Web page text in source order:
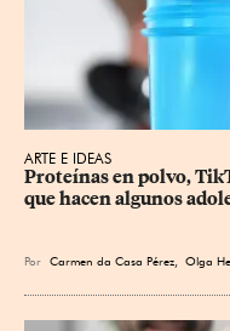
ARTE E IDEAS
Proteínas en polvo,
que hacen algunos
Por Carmen da Casa Pérez Olga